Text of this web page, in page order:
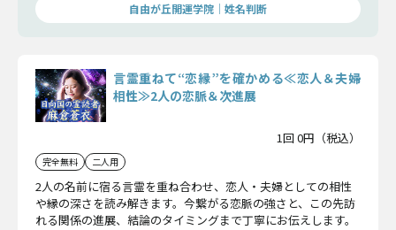
自由が丘開運学院│姓名判断
言霊重ねて“恋縁”を確かめる≪恋人＆夫婦
相性≫2人の恋脈＆次進展
1回 0円（税込）
完全無料 二人用
2人の名前に宿る言霊を重ね合わせ、恋人・夫婦としての相性
や縁の深さを読み解きます。今繋がる恋脈の強さと、この先訪
れる関係の進展、結論のタイミングまで丁寧にお伝えします。